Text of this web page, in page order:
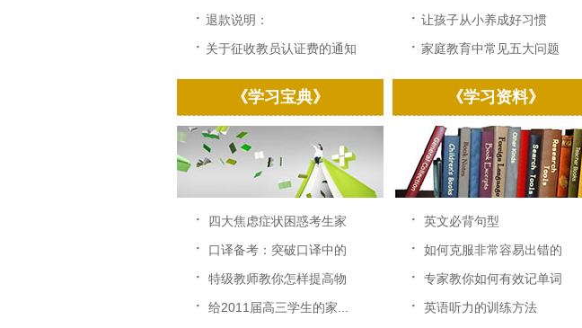
· 退款说明：
· 关于征收教员认证费的通知
· 让孩子从小养成好习惯
· 家庭教育中常见五大问题
《学习宝典》
· 四大焦虑症状困惑考生家
长...
· 口译备考：突破口译中的
速...
· 特级教师教你怎样提高物
理...
· 给2011届高三学生的家...
《学习资料》
· 英文必背句型
· 如何克服非常容易出错的
中...
· 专家教你如何有效记单词
· 英语听力的训练方法